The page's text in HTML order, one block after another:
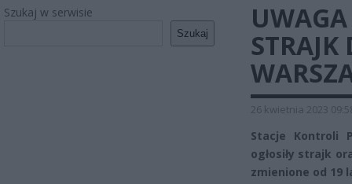
Szukaj w serwisie
Szukaj
26 kwietnia 2023
Stacje Kontroli
ogłosiły strajk
zmienione od 19